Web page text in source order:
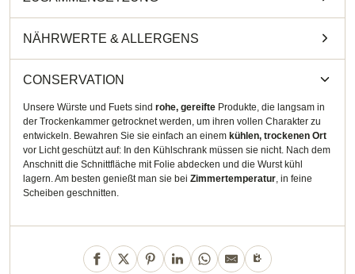
NÄHRWERTE & ALLERGENS
CONSERVATION
Unsere Würste und Fuets sind rohe, gereifte Produkte, die langsam in
der Trockenkammer getrocknet werden, um ihren vollen Charakter zu
entwickeln. Bewahren Sie sie einfach an einem kühlen, trockenen Ort
vor Licht geschützt auf: In den Kühlschrank müssen sie nicht. Nach dem
Anschnitt die Schnittfläche mit Folie abdecken und die Wurst kühl
lagern. Am besten genießt man sie bei Zimmertemperatur , in feine
Scheiben geschnitten.